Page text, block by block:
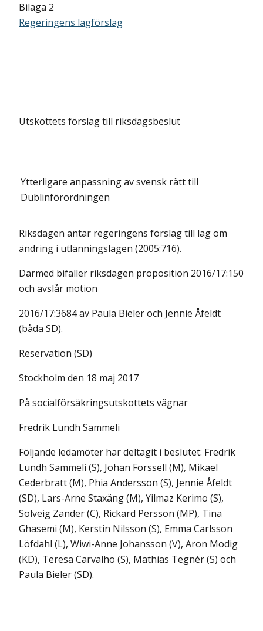
Bilaga 2
Regeringens lagförslag
Utskottets förslag till riksdagsbeslut
Ytterligare anpassning av svensk rätt till
Dublinförordningen
Riksdagen antar regeringens förslag till lag om
ändring i utlänningslagen (2005:716).
Därmed bifaller riksdagen proposition 2016/17:150
och avslår motion
2016/17:3684 av Paula Bieler och Jennie Åfeldt
(båda SD).
Reservation (SD)
Stockholm den 18 maj 2017
På socialförsäkringsutskottets vägnar
Fredrik Lundh Sammeli
Följande ledamöter har deltagit i beslutet: Fredrik
Lundh Sammeli (S), Johan Forssell (M), Mikael
Cederbratt (M), Phia Andersson (S), Jennie Åfeldt
(SD), Lars-Arne Staxäng (M), Yilmaz Kerimo (S),
Solveig Zander (C), Rickard Persson (MP), Tina
Ghasemi (M), Kerstin Nilsson (S), Emma Carlsson
Löfdahl (L), Wiwi-Anne Johansson (V), Aron Modig
(KD), Teresa Carvalho (S), Mathias Tegnér (S) och
Paula Bieler (SD).